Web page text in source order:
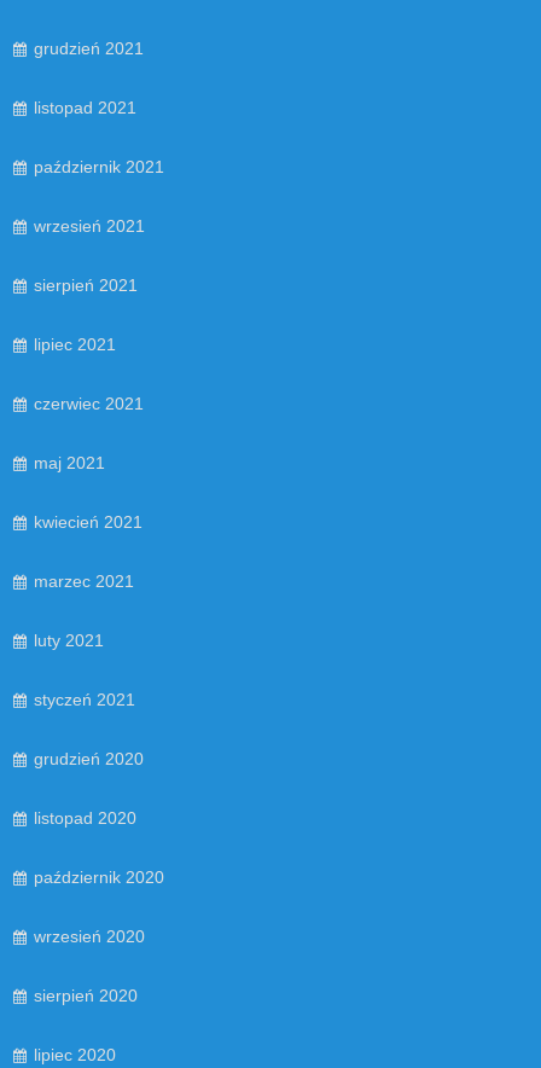
grudzień 2021
listopad 2021
październik 2021
wrzesień 2021
sierpień 2021
lipiec 2021
czerwiec 2021
maj 2021
kwiecień 2021
marzec 2021
luty 2021
styczeń 2021
grudzień 2020
listopad 2020
październik 2020
wrzesień 2020
sierpień 2020
lipiec 2020